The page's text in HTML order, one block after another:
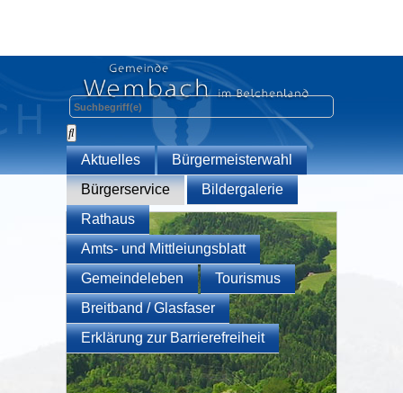
Aktuelles
Bürgermeisterwahl
Bürgerservice
Bildergalerie
Rathaus
Amts- und Mittleiungsblatt
Gemeindeleben
Tourismus
Breitband / Glasfaser
Erklärung zur Barrierefreiheit